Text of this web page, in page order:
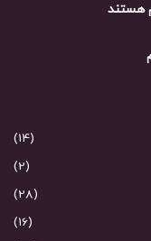
(14)
(2)
(28)
(16)